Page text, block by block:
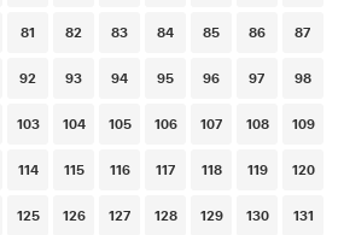
81 82 83 84 85 86 87
92 93 94 95 96 97 98
103 104 105 106 107 108 109
114 115 116 117 118 119 120
125 126 127 128 129 130 131